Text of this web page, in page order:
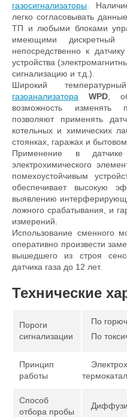
газосигнализаторы .
легко согласовывать
ТП и любыми блоками
имеющими дискретный
непосредственно к
устройства
сигнализацию и т.д.).
Широкий
газоанализатора
WPD ,
возможность изменять
позволяют применять
котельных и химических
стоянках, гаражах и бытовом
Применение в датчике
электрохимического
помехоустойчивым
обеспечивает высокую
выявлению
ложного срабатывания, и
измерений.
Использование сменного
оперативно произвести
вышедшего из строя
датчика газа до 12 лет.
Технические
Пороги
сигнализации
По
По
Принцип
работы
Способ
отбора пробы